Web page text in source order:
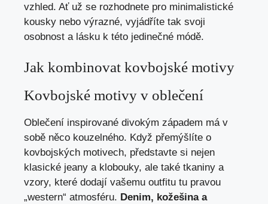
vzhled. Ať už se rozhodnete pro minimalistické
kousky nebo výrazné, vyjádříte tak svoji
osobnost a lásku k této jedinečné módě.
Jak kombinovat kovbojské motivy
Kovbojské motivy v oblečení
Oblečení inspirované divokým západem má v
sobě něco kouzelného. Když přemýšlíte o
kovbojských motivech, představte si nejen
klasické jeany a klobouky, ale také tkaniny a
vzory, které dodají vašemu outfitu tu pravou
„western“ atmosféru. Denim, kožešina a